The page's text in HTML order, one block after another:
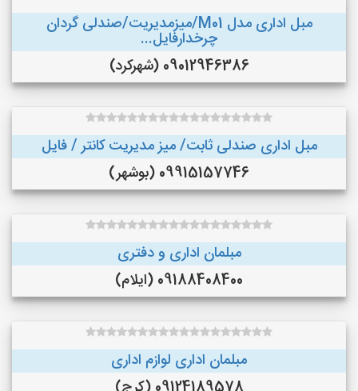
مبل اداری مدل M01/میزمدیریت/صندلی گردان
چرخدارفایل...
09012946386 (شهرکرد)
مبل اداری صندلی ثابت/ میز مدیریت کانتر / فایل
09915157746 (بوشهر)
مبلمان اداری و دفتری
09188408400 (ایلام)
مبلمان اداری لوازم اداری